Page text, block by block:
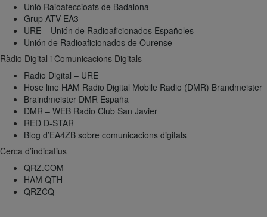
Unió Raioafeccioats de Badalona
Grup ATV-EA3
URE – Unión de Radioaficionados Españoles
Unión de Radioaficionados de Ourense
Ràdio Digital i Comunicacions Digitals
Radio Digital – URE
Hose line HAM Radio Digital Mobile Radio (DMR) Brandmeister
Braindmeister DMR España
DMR – WEB Radio Club San Javier
RED D-STAR
Blog d’EA4ZB sobre comunicacions digitals
Cerca d’indicatius
QRZ.COM
HAM QTH
QRZCQ